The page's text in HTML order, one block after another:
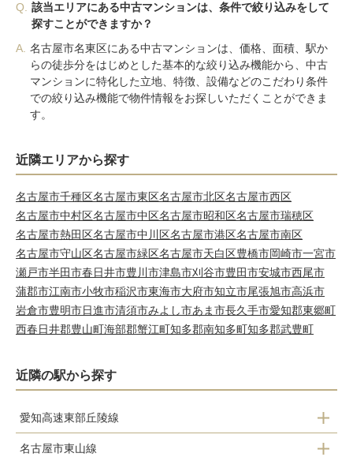
Q.
該当エリアにある中古マンションは、条件で絞り込みをして
探すことができますか？
A. 名古屋市名東区にある中古マンションは、価格、面積、駅か
らの徒歩分をはじめとした基本的な絞り込み機能から、中古
マンションに特化した立地、特徴、設備などのこだわり条件
での絞り込み機能で物件情報をお探しいただくことができま
す。
近隣エリアから探す
名古屋市千種区名古屋市東区名古屋市北区名古屋市西区
名古屋市中村区名古屋市中区名古屋市昭和区名古屋市瑞穂区
名古屋市熱田区名古屋市中川区名古屋市港区名古屋市南区
名古屋市守山区名古屋市緑区名古屋市天白区豊橋市岡崎市一宮市
瀬戸市半田市春日井市豊川市津島市刈谷市豊田市安城市西尾市
蒲郡市江南市小牧市稲沢市東海市大府市知立市尾張旭市高浜市
岩倉市豊明市日進市清須市みよし市あま市長久手市愛知郡東郷町
西春日井郡豊山町海部郡蟹江町知多郡南知多町知多郡武豊町
近隣の駅から探す
愛知高速東部丘陵線
藤が丘駅
名古屋市東山線